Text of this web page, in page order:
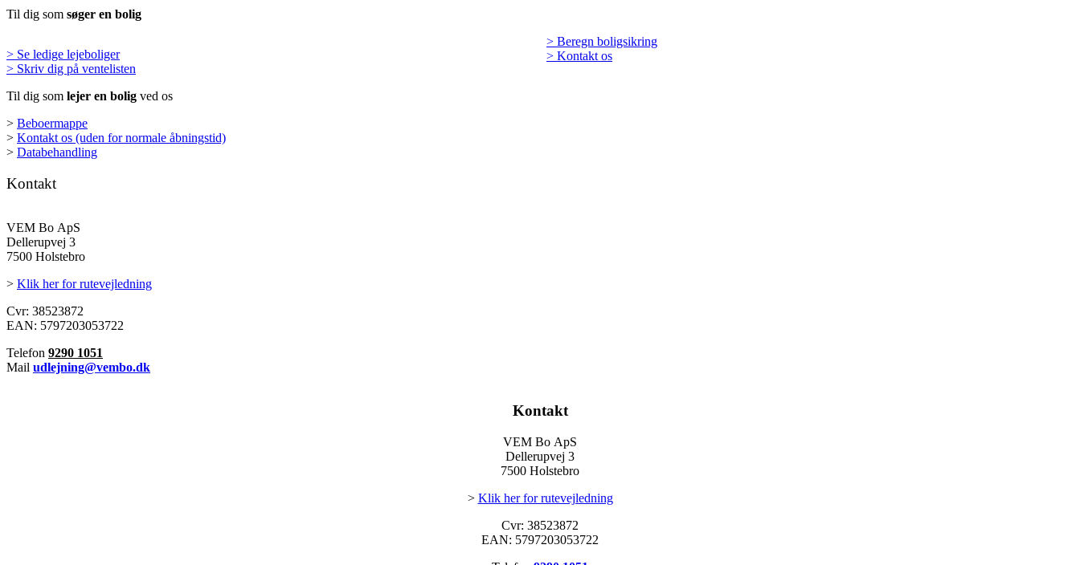
Til dig som søger en bolig
> Se ledige lejeboliger
> Skriv dig på ventelisten
> Beregn boligsikring
> Kontakt os
Til dig som lejer en bolig ved os
> Beboermappe
> Kontakt os (uden for normale åbningstid)
> Databehandling
Kontakt
VEM Bo ApS
Dellerupvej 3
7500 Holstebro
> Klik her for rutevejledning
Cvr: 38523872
EAN: 5797203053722
Telefon 9290 1051
Mail udlejning@vembo.dk
Kontakt
VEM Bo ApS
Dellerupvej 3
7500 Holstebro
> Klik her for rutevejledning
Cvr: 38523872
EAN: 5797203053722